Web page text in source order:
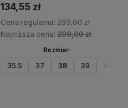
41.5
134,55 zł
Cena regularna: 299,00 zł
Najniższa cena: 299,00 zł
Rozmiar:
35.5 37 38 39 40